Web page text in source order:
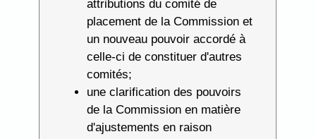
attributions du comité de
placement de la Commission et
un nouveau pouvoir accordé à
celle-ci de constituer d'autres
comités;
une clarification des pouvoirs
de la Commission en matière
d'ajustements en raison